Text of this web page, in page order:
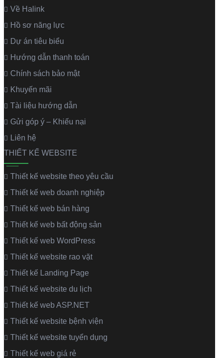
Về Halink
Hồ sơ năng lực
Dự án tiêu biểu
Hướng dẫn thanh toán
Chính sách bảo mật
Khuyến mãi
Tài liệu hướng dẫn
Gửi góp ý – Khiếu nại
Liên hệ
THIẾT KẾ WEBSITE
Thiết kế website theo yêu cầu
Thiết kế web doanh nghiệp
Thiết kế web bán hàng
Thiết kế web bất động sản
Thiết kế web WordPress
Thiết kế website rao vặt
Thiết kế Landing Page
Thiết kế website du lịch
Thiết kế web ASP.NET
Thiết kế website bệnh viện
Thiết kế website tuyển dụng
Thiết kế web giá rẻ